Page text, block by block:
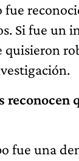
fue
Si fue un
quisieron
reconocen
fue una